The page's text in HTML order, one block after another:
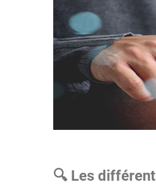
🔍 Les